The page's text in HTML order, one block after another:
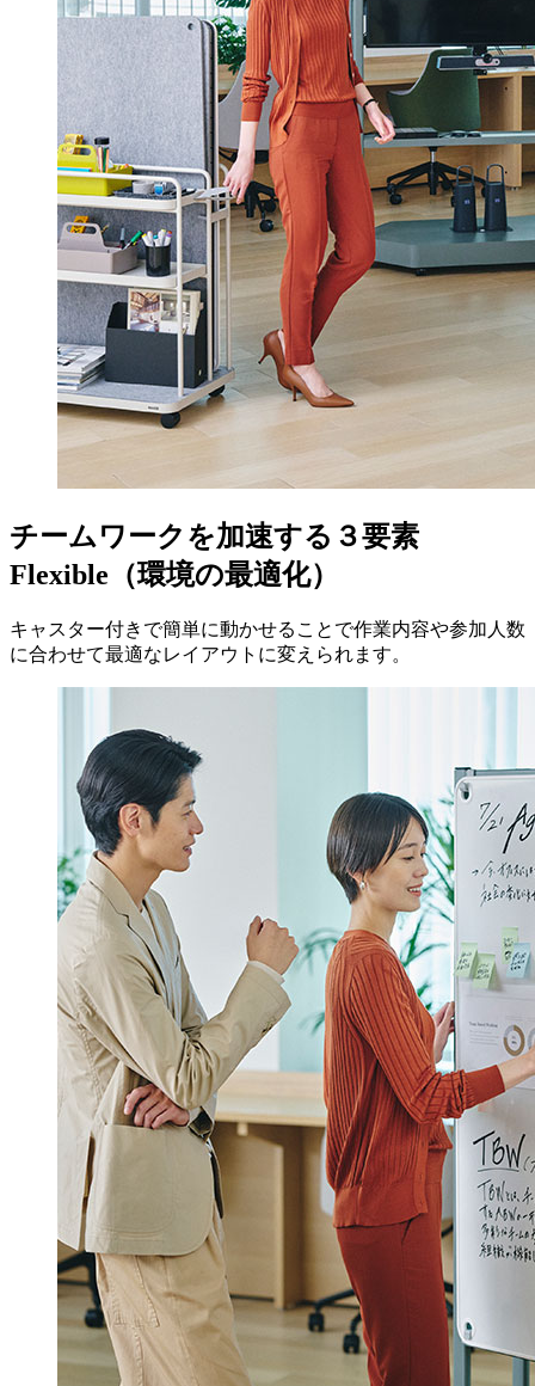
チームワークを加速する３要素
Flexible（環境の最適化）
キャスター付きで簡単に動かせることで作業内容や参加人数
に合わせて最適なレイアウトに変えられます。